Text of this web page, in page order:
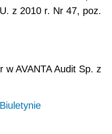
z 2010 r. Nr 47, poz.
w AVANTA Audit Sp. z
Biuletynie